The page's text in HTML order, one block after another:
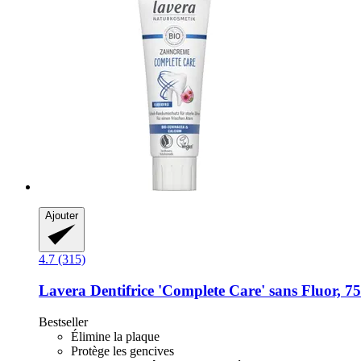
Ajouter
4.7 (315)
Lavera Dentifrice 'Complete Care' sans Fluor,
Bestseller
Élimine la plaque
Protège les gencives